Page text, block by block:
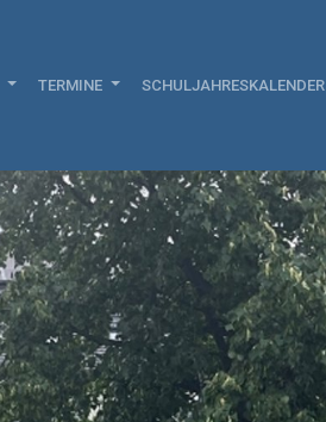
TERMINE SCHULJAHRESKALENDER